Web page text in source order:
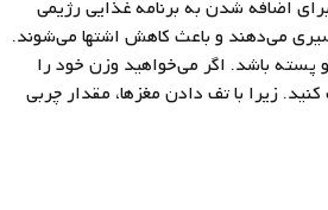
اضافه شدن به برنامه غذایی رژیمی
۳ می‌باشند، به فرد احساس سیری می‌دهند و باعث کاهش اشتها می‌شوند.
و پسته باشد. اگر می‌خواهید وزن خود را
زیرا با تف دادن مغزها، مقدار چربی